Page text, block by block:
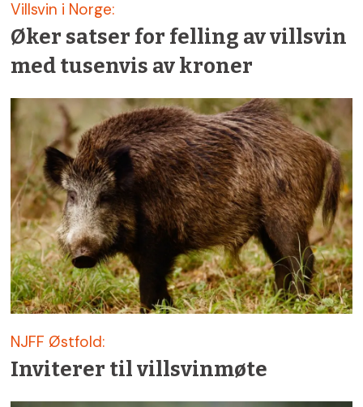
Villsvin i Norge:
Øker satser for felling av villsvin
med tusenvis av kroner
NJFF Østfold:
Inviterer til villsvinmøte